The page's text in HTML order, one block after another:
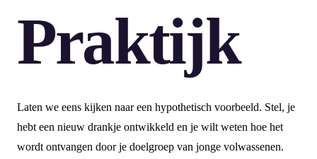
Praktijk
Laten we eens kijken naar een hypothetisch voorbeeld. Stel, je
hebt een nieuw drankje ontwikkeld en je wilt weten hoe het
wordt ontvangen door je doelgroep van jonge volwassenen.